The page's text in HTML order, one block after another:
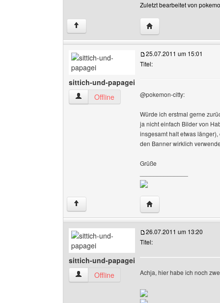
Zuletzt bearbeitet von
↑ Website dieses
sittich-und-papagei
sittich-und-papagei Benutzer-Profile anzeigen
Offline
25.07.2011 um 15:01
Titel:
@pokemon-citty:
Würde ich erstmal gerne
ja nicht einfach Bilder von
insgesamt halt etwas
den Banner wirklich
Grüße
↑ Website dieses
sittich-und-papagei
sittich-und-papagei Benutzer-Profile anzeigen
Offline
26.07.2011 um 13:20
Titel:
Achja, hier habe ich noch